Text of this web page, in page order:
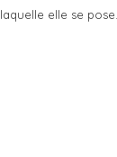
elle se pose.